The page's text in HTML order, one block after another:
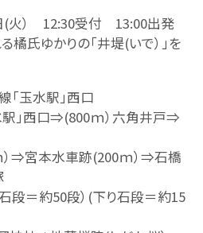
12:30受付 13:00出発
ゆかりの「井堤(いで）」を
水駅」西口
」西口⇒(800ｍ）六角井戸⇒
車跡(200ｍ）⇒石橋
段）(下り石段＝約15